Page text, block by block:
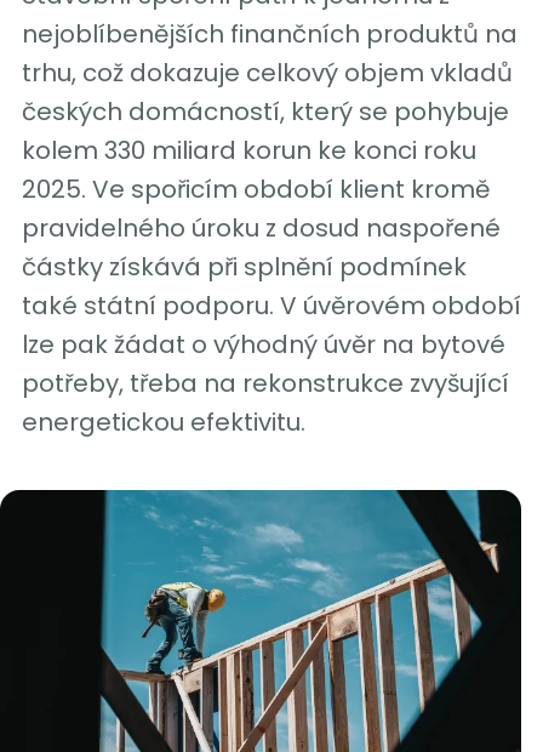
nejoblíbenějších finančních produktů na
trhu, což dokazuje celkový objem vkladů
českých domácností, který se pohybuje
kolem 330 miliard korun ke konci roku
2025. Ve spořicím období klient kromě
pravidelného úroku z dosud naspořené
částky získává při splnění podmínek
také státní podporu. V úvěrovém období
lze pak žádat o výhodný úvěr na bytové
potřeby, třeba na rekonstrukce zvyšující
energetickou efektivitu.